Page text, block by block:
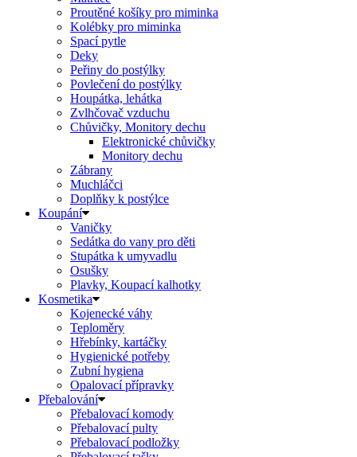
Proutěné košíky pro miminka
Kolébky pro miminka
Spací pytle
Deky
Peřiny do postýlky
Povlečení do postýlky
Houpátka, lehátka
Zvlhčovač vzduchu
Chůvičky, Monitory dechu
Elektronické chůvičky
Monitory dechu
Zábrany
Muchláčci
Doplňky k postýlce
Koupání
Vaničky
Sedátka do vany pro děti
Stupátka k umyvadlu
Osušky
Plavky, Koupací kalhotky
Kosmetika
Kojenecké váhy
Teploměry
Hřebínky, kartáčky
Hygienické potřeby
Zubní hygiena
Opalovací přípravky
Přebalování
Přebalovací komody
Přebalovací pulty
Přebalovací podložky